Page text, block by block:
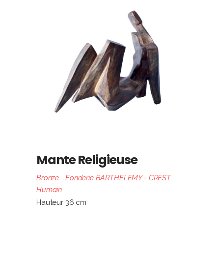
Mante Religieuse
Bronze
Fonderie BARTHELEMY - CREST
Humain
Hauteur 36 cm